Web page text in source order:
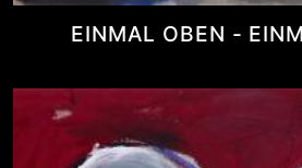
EINMAL OBEN -